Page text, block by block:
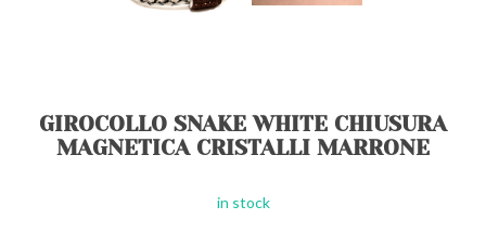
GIROCOLLO SNAKE WHITE CHIUSURA
MAGNETICA CRISTALLI MARRONE
in stock